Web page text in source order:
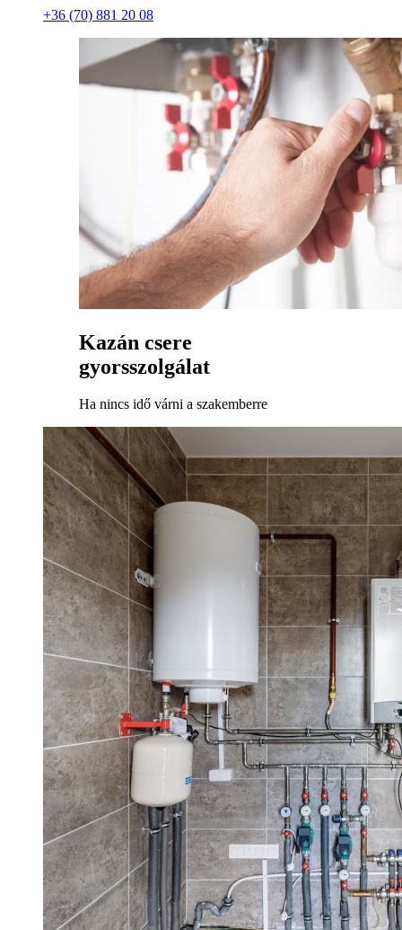
+36 (70) 881 20 08
Kazán csere
gyorsszolgálat
Ha nincs idő várni a szakemberre